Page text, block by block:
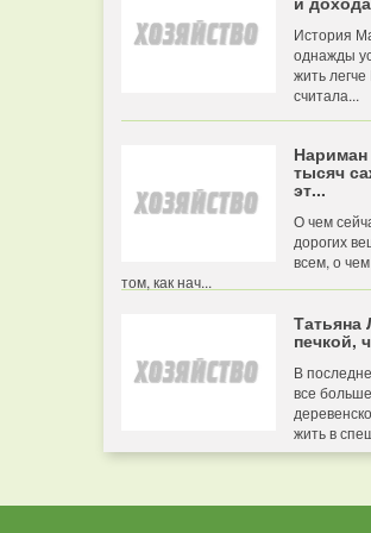
История
однажды
жить
считала...
тысяч
эт...
О чем
дорогих
всем, о
том, как нач...
Татьяна
печкой,
В
все
жить в